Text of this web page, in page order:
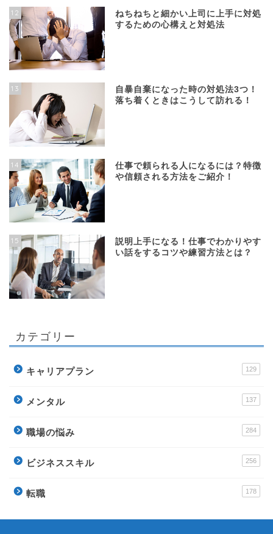
12
ねちねちと細かい上司に上手に対処
するための心構えと対処法
13
自暴自棄になった時の対処法3つ！
落ち着くときはこうして訪れる！
14
仕事で頼られる人になるには？特徴
や信頼される方法をご紹介！
15
説明上手になる！仕事でわかりやす
い話をするコツや練習方法とは？
カテゴリー
キャリアプラン 129
メンタル 137
職場の悩み 284
ビジネススキル 256
転職 178